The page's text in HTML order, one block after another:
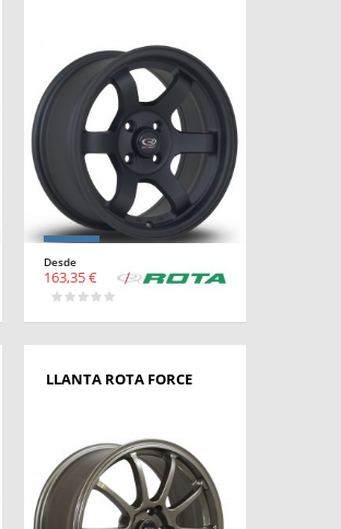
Desde
163,35 €
LLANTA ROTA FORCE